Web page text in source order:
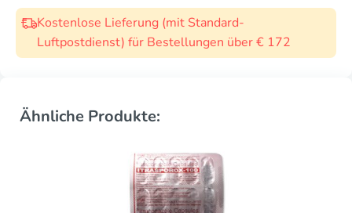
Kostenlose Lieferung (mit Standard-
Luftpostdienst) für Bestellungen über € 172
Ähnliche Produkte: